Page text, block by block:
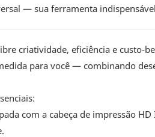
— sua ferramenta
criatividade, eficiência e custo-
para você — combinando
com a cabeça de impressão